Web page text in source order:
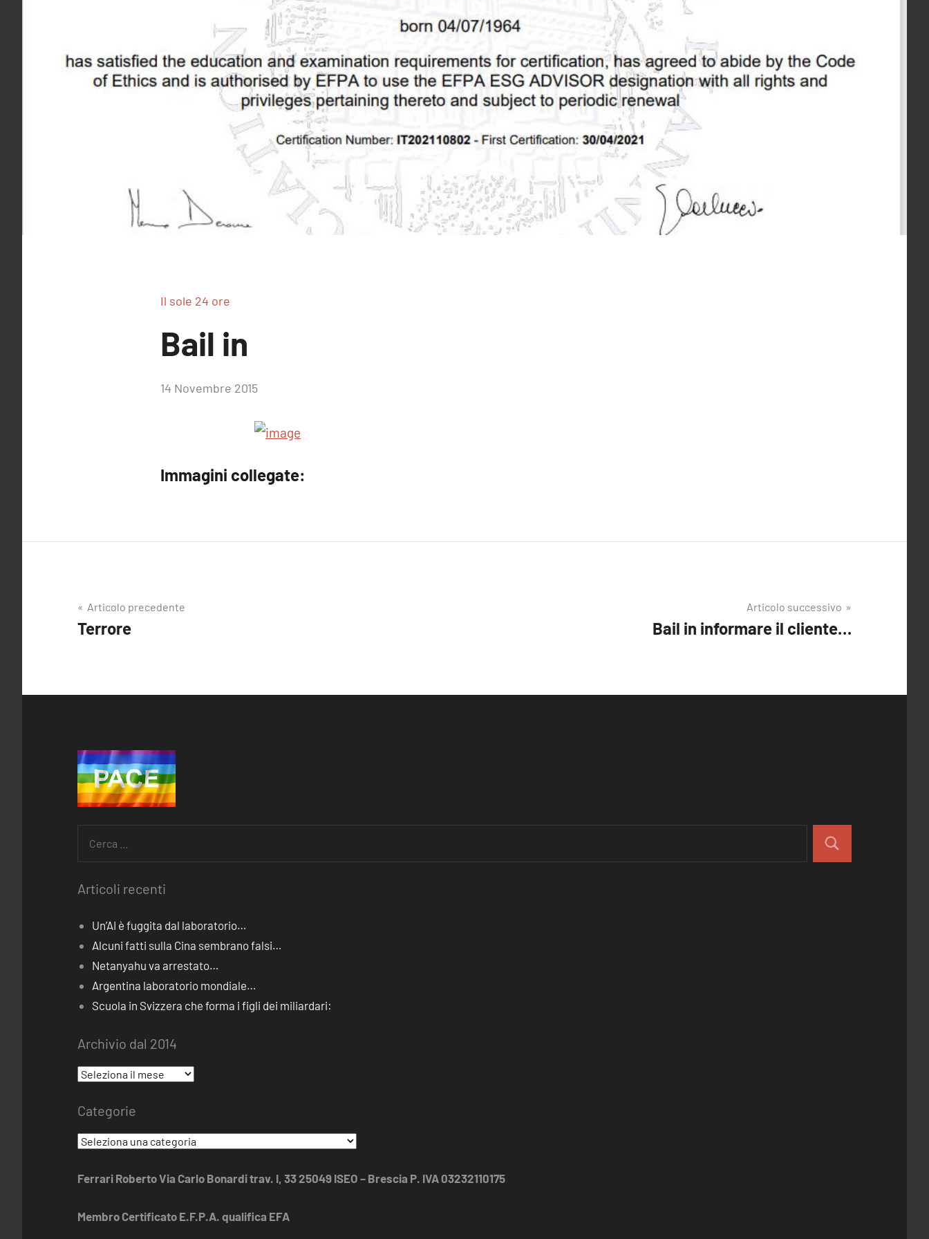
Il sole 24 ore
Bail in
di
14 Novembre 2015
Immagini collegate:
Navigazione
Articolo precedente
Terrore
Articolo successivo
Bail in informare il cliente…
Cerca
Articoli recenti
Un’AI è fuggita dal laboratorio…
Alcuni fatti sulla Cina sembrano falsi…
Netanyahu va arrestato…
Argentina laboratorio mondiale…
Scuola in Svizzera che forma i figli dei miliardari:
Archivio dal 2014
Archivio
2014
Categorie
Categorie
Ferrari Roberto Via Carlo Bonardi trav. I, 33 25049 ISEO – Brescia P. IVA 03232110175
Membro Certificato E.F.P.A. qualifica EFA